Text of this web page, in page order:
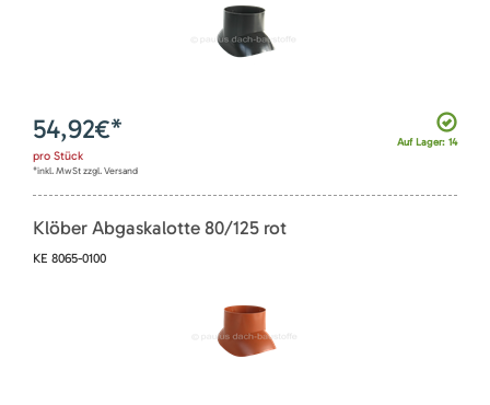
Auf Lager: 14
54,92€*
pro Stück
*inkl. MwSt zzgl. Versand
Klöber Abgaskalotte 80/125 rot
KE 8065-0100